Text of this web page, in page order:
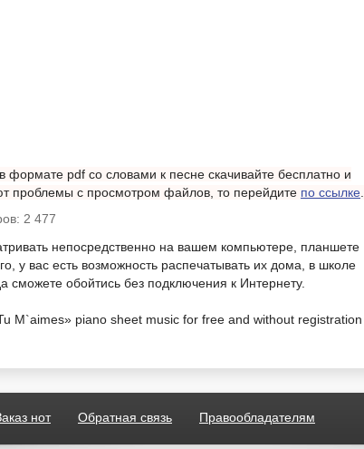
pdf со словами к песне скачивайте бесплатно и
проблемы с просмотром файлов, то перейдите по ссылке.
2 477
непосредственно на вашем компьютере, планшете
у вас есть возможность распечатывать их дома, в школе
сможете обойтись без подключения к Интернету.
M`aimes» piano sheet music for free and without registration
нот Обратная связь Правообладателям